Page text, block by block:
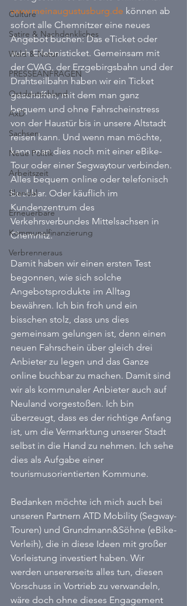
Culture
Satire & Nachdenkliches
Wald & Natur
PRESSEANFRAGEN
Ostdeutschland
AxD
Sachsen
Neue Politik
Arbeitszeit
Skandal
Erneuerbare
Kommunalfinanzierung
Verbrenneraus
www.meinaugustusburg.de können ab
sofort alle Chemnitzer eine neues
Angebot buchen: Das eTicket oder
auch Erlebnisticket. Gemeinsam mit
der CVAG, der Erzgebirgsbahn und der
Drahtseilbahn haben wir ein Ticket
geschaffen, mit dem man ganz
bequem und ohne Fahrscheinstress
von der Haustür bis in unsere Altstadt
reisen kann. Und wenn man möchte,
kann man dies noch mit einer eBike-
Tour oder einer Segwaytour verbinden.
Alles bequem online oder telefonisch
buchbar. Oder käuflich im
Kundenzentrum des
Verkehrsverbundes Mittelsachsen in
Chemnitz.
Damit haben wir einen ersten Test
begonnen, wie sich solche
Angebotsprodukte im Alltag
bewähren. Ich bin froh und ein
bisschen stolz, dass uns dies
gemeinsam gelungen ist, denn einen
neuen Fahrschein über gleich drei
Anbieter zu legen und das Ganze
online buchbar zu machen. Damit sind
wir als kommunaler Anbieter auch auf
Neuland vorgestoßen. Ich bin
überzeugt, dass es der richtige Anfang
ist, um die Vermarktung unserer Stadt
selbst in die Hand zu nehmen. Ich sehe
dies als Aufgabe einer
tourismusorientierten Kommune.
Bedanken möchte ich mich auch bei
unseren Partnern ATD Mobility (Segway-
Touren) und Grundmann&Söhne (eBike-
Verleih), die in diese Ideen mit großer
Vorleistung investiert haben. Wir
werden unsererseits alles tun, diesen
Vorschuss in Vortrieb zu verwandeln,
wäre doch ohne dieses Engagement